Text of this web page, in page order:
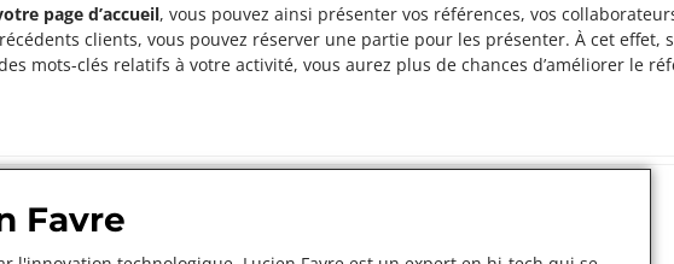
page d’accueil, vous pouvez ainsi présenter vos références, vos
clients, vous pouvez réserver une partie pour les présenter. À cet effet,
mots-clés relatifs à votre activité, vous aurez plus de chances d’améliorer le
Favre